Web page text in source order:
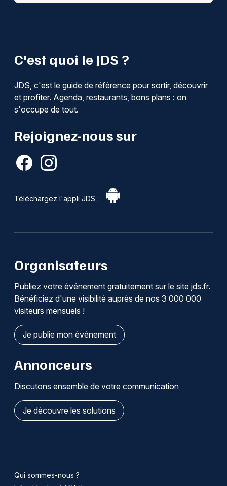
C'est quoi le JDS ?
JDS, c'est le guide de référence pour sortir, découvrir
et profiter. Agenda, restaurants, bons plans : on
s'occupe de tout.
Rejoignez-nous sur
Téléchargez l'appli JDS :
Organisateurs
Publiez votre événement gratuitement sur le site jds.fr.
Bénéficiez d'une visibilité auprès de nos 3 000 000
visiteurs mensuels !
Je publie mon événement
Annonceurs
Discutons ensemble de votre communication
Je découvre les solutions
Qui sommes-nous ?